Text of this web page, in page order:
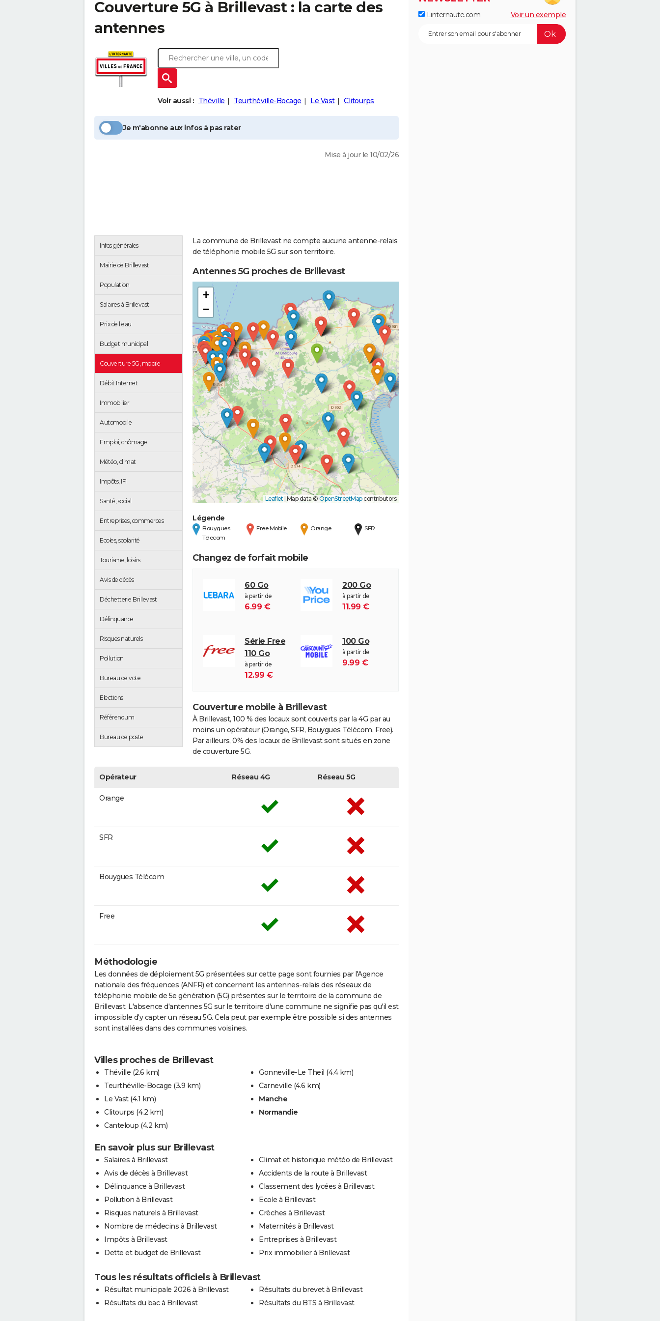
Couverture 5G à Brillevast: la carte des
antennes
Voir aussi : Théville Teurthéville-Bocage Le Vast Clitourps
Je m'abonne aux infos à pas rater
Mise à jour le 10/02/26
Infos générales
Mairie de Brillevast
Population
Salaires à Brillevast
Prix de l'eau
Budget municipal
Couverture 5G, mobile
Débit Internet
Immobilier
Automobile
Emploi, chômage
Météo, climat
Impôts, IFI
Santé, social
Entreprises, commerces
Ecoles, scolarité
Tourisme, loisirs
Avis de décès
Déchetterie Brillevast
Délinquance
Risques naturels
Pollution
Bureau de vote
Elections
Référendum
Bureau de poste
La commune de Brillevast ne compte aucune antenne-relais
de téléphonie mobile 5G sur son territoire.
Antennes 5G proches de Brillevast
+
−
Leaflet Map data © OpenStreetMapcontributors
Légende
Bouygues
Telecom
Free Mobile Orange SFR
Changez de forfait mobile
60 Go
à partir de
6.99 €
200 Go
à partir de
11.99 €
Série Free
110 Go
à partir de
12.99 €
100 Go
à partir de
9.99 €
Couverture mobile à Brillevast
À Brillevast, 100 % des locaux sont couverts par la 4G par au
moins un opérateur (Orange, SFR, Bouygues Télécom, Free).
Par ailleurs, 0% des locaux de Brillevast sont situés en zone
de couverture 5G.
Opérateur Réseau 4G Réseau 5G
Orange
SFR
Bouygues Télécom
Free
Méthodologie
Les données de déploiement 5G présentées sur cette page sont fournies par l'Agence
nationale des fréquences (ANFR) et concernent les antennes-relais des réseaux de
téléphonie mobile de 5e génération (5G) présentes sur le territoire de la commune de
Brillevast. L'absence d'antennes 5G sur le territoire d'une commune ne signifie pas qu'il est
impossible d'y capter un réseau 5G. Cela peut par exemple être possible si des antennes
sont installées dans des communes voisines.
Villes proches de Brillevast
Théville (2.6 km)
Teurthéville-Bocage (3.9 km)
Le Vast (4.1 km)
Clitourps (4.2 km)
Canteloup (4.2 km)
Gonneville-Le Theil (4.4 km)
Carneville (4.6 km)
Manche
Normandie
En savoir plus sur Brillevast
Salaires à Brillevast
Avis de décès à Brillevast
Délinquance à Brillevast
Pollution à Brillevast
Risques naturels à Brillevast
Nombre de médecins à Brillevast
Impôts à Brillevast
Dette et budget de Brillevast
Climat et historique météo de Brillevast
Accidents de la route à Brillevast
Classement des lycées à Brillevast
Ecole à Brillevast
Crèches à Brillevast
Maternités à Brillevast
Entreprises à Brillevast
Prix immobilier à Brillevast
Tous les résultats officiels à Brillevast
Résultat municipale 2026 à Brillevast
Résultats du bac à Brillevast
Résultats du brevet à Brillevast
Résultats du BTS à Brillevast
Linternaute.com Voir un exemple